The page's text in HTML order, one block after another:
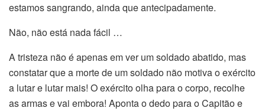
estamos sangrando, ainda que antecipadamente.
Não, não está nada fácil …
A tristeza não é apenas em ver um soldado abatido, mas
constatar que a morte de um soldado não motiva o exército
a lutar e lutar mais! O exército olha para o corpo, recolhe
as armas e vai embora! Aponta o dedo para o Capitão e